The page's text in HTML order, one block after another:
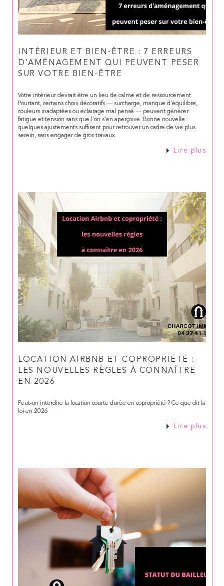
INTÉRIEUR ET BIEN-ÊTRE : 7 ERREURS
D’AMÉNAGEMENT QUI PEUVENT PESER
SUR VOTRE BIEN-ÊTRE
Votre intérieur devrait être un lieu de calme et de ressourcement.
Pourtant, certains choix décoratifs — surcharge, manque d’équilibre,
couleurs inadaptées ou éclairage mal pensé — peuvent générer
fatigue et tension sans que l’on s’en aperçoive. Bonne nouvelle :
quelques ajustements suffisent pour retrouver un cadre de vie plus
serein, sans engager de gros travaux.
Lire plus
LOCATION AIRBNB ET COPROPRIÉTÉ :
LES NOUVELLES RÈGLES À CONNAÎTRE
EN 2026
Peut-on interdire la location courte durée en copropriété ? Ce que dit la
loi en 2026
Lire plus